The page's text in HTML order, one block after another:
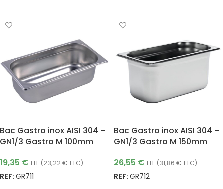
Bac Gastro inox AISI 304 –
GN1/3 Gastro M 100mm
19,35 € HT (23,22€TTC)
REF: GR711
Bac Gastro inox AISI 304 –
GN1/3 Gastro M 150mm
26,55 € HT (31,86 €TTC)
REF: GR712